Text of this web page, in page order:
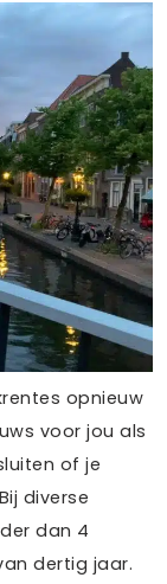
opnieuw
voor jou als
of je
diverse
dan 4
dertig jaar.